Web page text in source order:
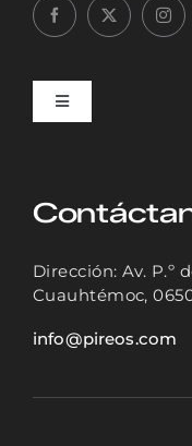
Toggle
CASOS DE ÉXITO
Dirección: Av. P.º
Cuauhtémoc,
info@pireos.com